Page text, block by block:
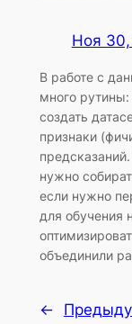
Ноя
В работе с
много
создать
признаки
нужно
если нужно
для обучения
объединили
←